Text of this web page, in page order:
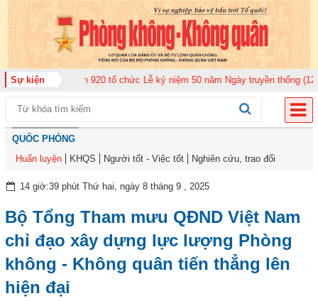
Sự kiệnquân 920 tổ chức Lễ kỷ niệm 50 năm Ngày truyền thống (12-11-1975/
QUỐC PHÒNG
Huấn luyện
KHQS Người tốt - Việc tốt Nghiên cứu, trao đổi
14 giờ:39 phút Thứ hai, ngày 8 tháng 9 , 2025
Bộ Tổng Tham mưu QĐND Việt Nam
chỉ đạo xây dựng lực lượng Phòng
không - Không quân tiến thẳng lên
hiện đại